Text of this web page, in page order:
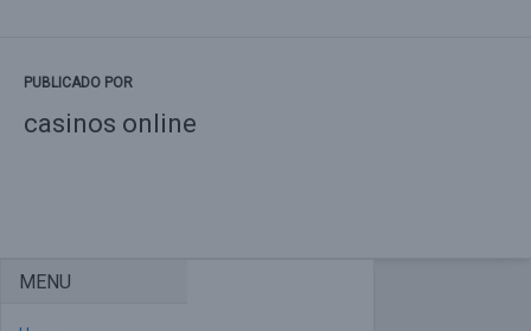
PUBLICADO POR
casinos online
MENU